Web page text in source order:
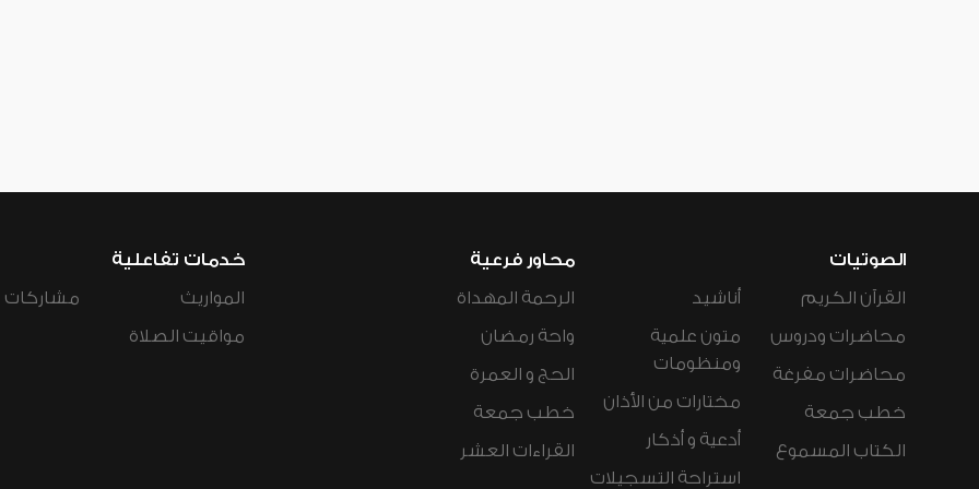
الصوتيات
القرآن الكريم
محاضرات ودروس
محاضرات مفرغة
خطب جمعة
الكتاب المسموع
أناشيد
متون علمية
ومنظومات
مختارات من الأذان
أدعية و أذكار
استراحة التسجيلات
محاور فرعية
الرحمة المهداة
واحة رمضان
الحج و العمرة
خطب جمعة
القراءات العشر
خدمات تفاعلية
المواريث
مواقيت الصلاة
مشاركات